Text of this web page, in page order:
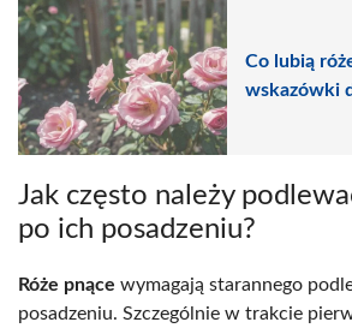
Co lubią
wskazówki
Jak często należy
po ich posadzeniu?
Róże pnące wymagają starannego
posadzeniu. Szczególnie w trakcie